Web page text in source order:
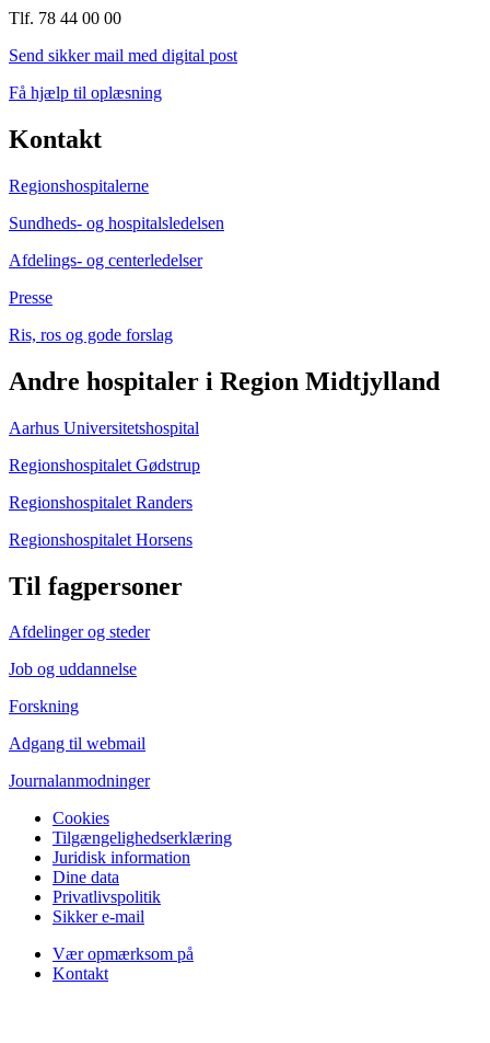
Tlf. 78 44 00 00
Send sikker mail med digital post
Få hjælp til oplæsning
Kontakt
Regionshospitalerne
Sundheds- og hospitalsledelsen
Afdelings- og centerledelser
Presse
Ris, ros og gode forslag
Andre hospitaler i Region Midtjylland
Aarhus Universitetshospital
Regionshospitalet Gødstrup
Regionshospitalet Randers
Regionshospitalet Horsens
Til fagpersoner
Afdelinger og steder
Job og uddannelse
Forskning
Adgang til webmail
Journalanmodninger
Cookies
Tilgængelighedserklæring
Juridisk information
Dine data
Privatlivspolitik
Sikker e-mail
Vær opmærksom på
Kontakt